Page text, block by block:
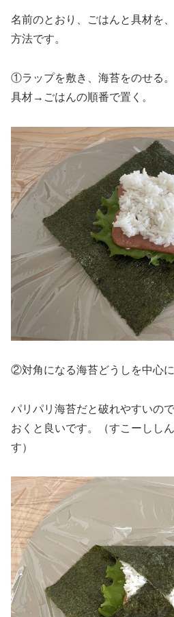
名前のとおり、ごはんと具材を
方法です。
①ラップを敷き、海苔をのせる
具材→ごはんの順番で置く。
②対角になる海苔どうしを中心に
パリパリ海苔だと破れやすいの
おくと良いです。（すこーしし
す）